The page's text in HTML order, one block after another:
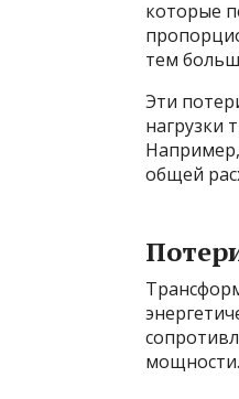
которые
тем
Эти
нагрузки
общей
мощности.